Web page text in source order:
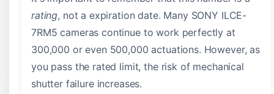
rating, not a expiration date. Many SONY ILCE-
7RM5 cameras continue to work perfectly at
300,000 or even 500,000 actuations. However, as
you pass the rated limit, the risk of mechanical
shutter failure increases.